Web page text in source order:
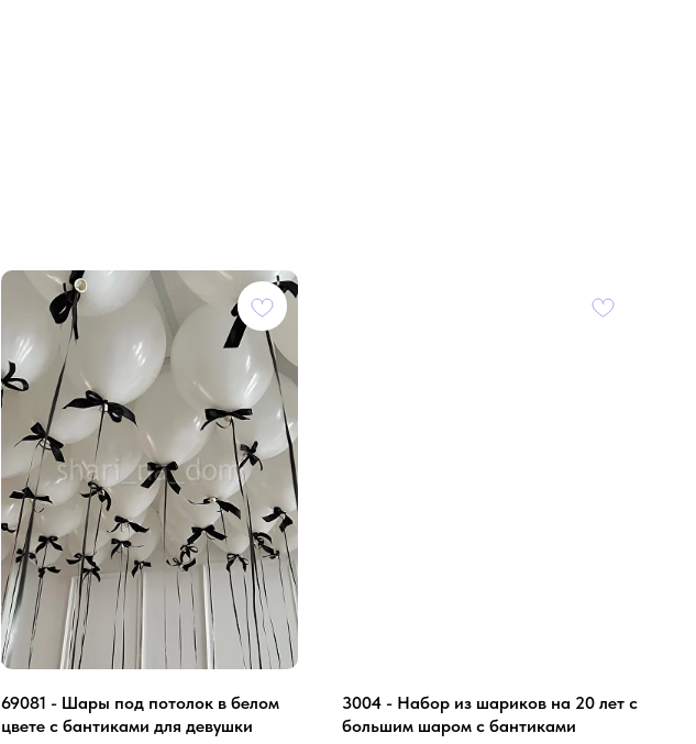
69081 - Шары под потолок в белом
цвете с бантиками для девушки
3004 - Набор из шариков на 20 лет с
большим шаром с бантиками